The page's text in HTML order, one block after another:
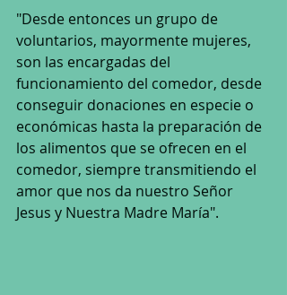
"Desde entonces un grupo de
voluntarios, mayormente mujeres,
son las encargadas del
funcionamiento del comedor, desde
conseguir donaciones en especie o
económicas hasta la preparación de
los alimentos que se ofrecen en el
comedor, siempre transmitiendo el
amor que nos da nuestro Señor
Jesus y Nuestra Madre María".